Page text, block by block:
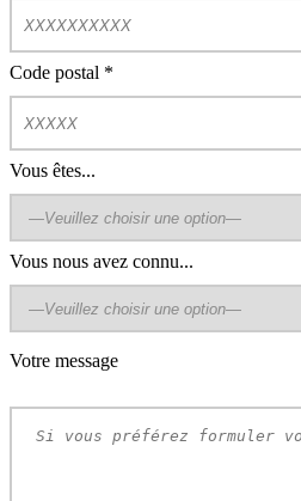
Code postal *
Vous êtes...
Vous nous avez connu...
Votre message